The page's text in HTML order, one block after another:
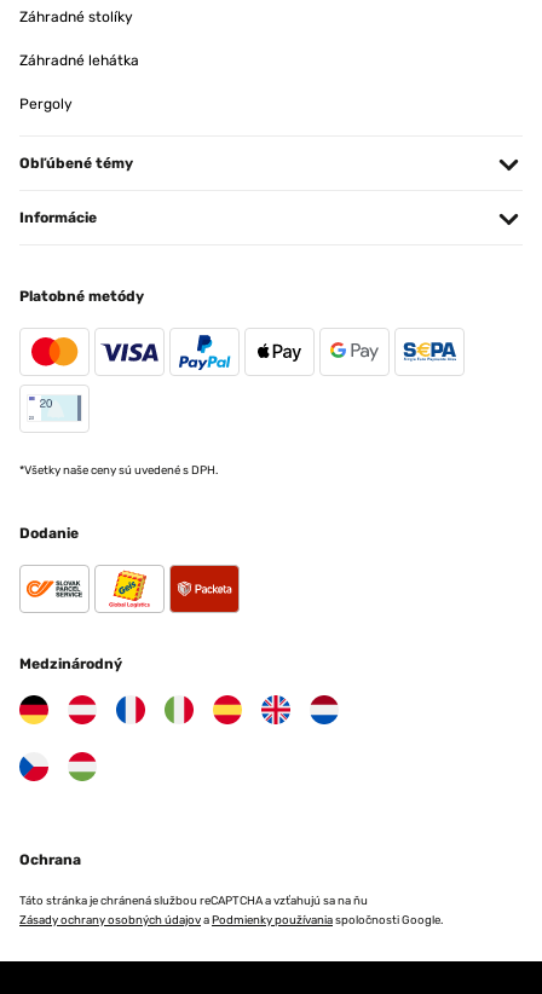
Záhradné stolíky
Záhradné lehátka
Pergoly
Obľúbené témy
Informácie
Platobné metódy
*Všetky naše ceny sú uvedené s DPH.
Dodanie
Medzinárodný
Ochrana
Táto stránka je chránená službou reCAPTCHA a vzťahujú sa na ňu
Zásady ochrany osobných údajovaPodmienky používaniaspoločnosti Google.